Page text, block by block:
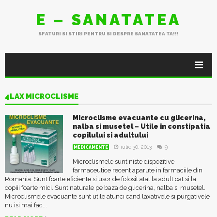
E – SANATATEA
SFATURI SI STIRI PENTRU SI DESPRE SANATATEA TA!!!
4LAX MICROCLISME
Microclisme evacuante cu glicerina,
nalba si musetel – Utile in constipatia
copilului si adultului
MEDICAMENTE iulie 30, 2013 9
Microclismele sunt niste dispozitive
farmaceutice recent aparute in farmaciile din
Romania. Sunt foarte eficiente si usor de folosit atat la adult cat si la
copiii foarte mici. Sunt naturale pe baza de glicerina, nalba si musetel.
Microclismele evacuante sunt utile atunci cand laxativele si purgativele
nu isi mai fac...